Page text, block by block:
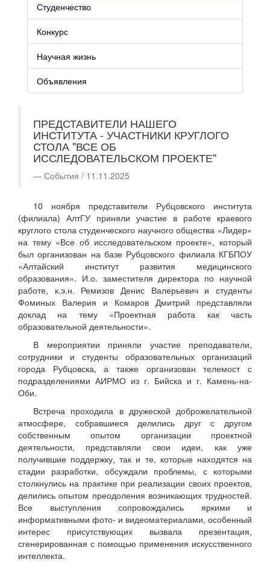
Студенчество
Конкурс
Научная жизнь
Объявления
ПРЕДСТАВИТЕЛИ НАШЕГО
ИНСТИТУТА - УЧАСТНИКИ КРУГЛОГО
СТОЛА "ВСЕ ОБ
ИССЛЕДОВАТЕЛЬСКОМ ПРОЕКТЕ"
События / 11.11.2025
10 ноября представители Рубцовского института
(филиала) АлтГУ приняли участие в работе краевого
круглого стола студенческого научного общества «Лидер»
на тему «Все об исследовательском проекте», который
был организован на базе Рубцовского филиала КГБПОУ
«Алтайский институт развития медицинского
образования». И.о. заместителя директора по научной
работе, к.э.н. Ремизов Денис Валерьевич и студенты
Фоминых Валерия и Комаров Дмитрий представляли
доклад на тему «Проектная работа как часть
образовательной деятельности».
В мероприятии приняли участие преподаватели,
сотрудники и студенты образовательных организаций
города Рубцовска, а также организован телемост с
подразделениями АИРМО из г. Бийска и г. Камень-на-
Оби.
Встреча проходила в дружеской доброжелательной
атмосфере, собравшиеся делились друг с другом
собственным опытом организации проектной
деятельности, представляли свои идеи, как уже
получившие поддержку, так и те, которые находятся на
стадии разработки, обсуждали проблемы, с которыми
столкнулись на практике при реализации своих проектов,
делились опытом преодоления возникающих трудностей.
Все выступления сопровождались яркими и
информативными фото- и видеоматериалами, особенный
интерес присутствующих вызвала презентация,
сгенерированная с помощью применения искусственного
интеллекта.